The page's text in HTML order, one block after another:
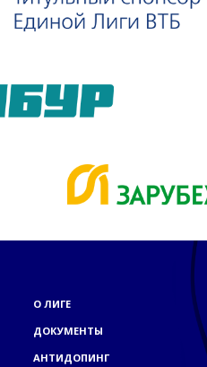
О ЛИГЕ
ДОКУМЕНТЫ
АНТИДОПИНГ